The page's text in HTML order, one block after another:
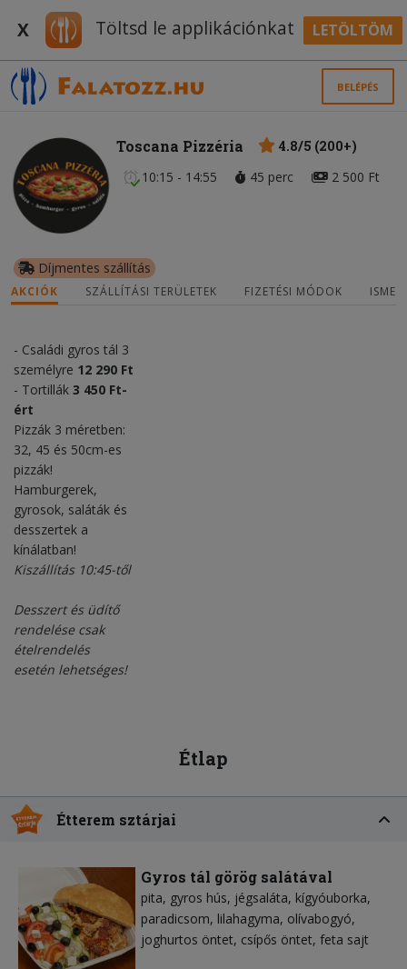
X Töltsd le applikációnkat LETÖLTÖM
BELÉPÉS
Toscana Pizzéria
4.8/5 (200+)
10:15 - 14:55
45 perc 2 500 Ft
Díjmentes szállítás
AKCIÓK SZÁLLÍTÁSI TERÜLETEK FIZETÉSI MÓDOK
- Családi gyros tál 3
személyre 12 290 Ft
- Tortillák 3 450 Ft-
ért
Pizzák 3 méretben:
32, 45 és 50cm-es
pizzák!
Hamburgerek,
gyrosok, saláták és
desszertek a
kínálatban!
Kiszállítás 10:45-től
Desszert és üdítő
rendelése csak
ételrendelés
esetén lehetséges!
Étlap
Étterem sztárjai
Gyros tál görög salátával
pita gyros hús jégsaláta kígyóuborka
paradicsom lilahagyma olívabogyó
joghurtos öntet csípős öntet feta sajt